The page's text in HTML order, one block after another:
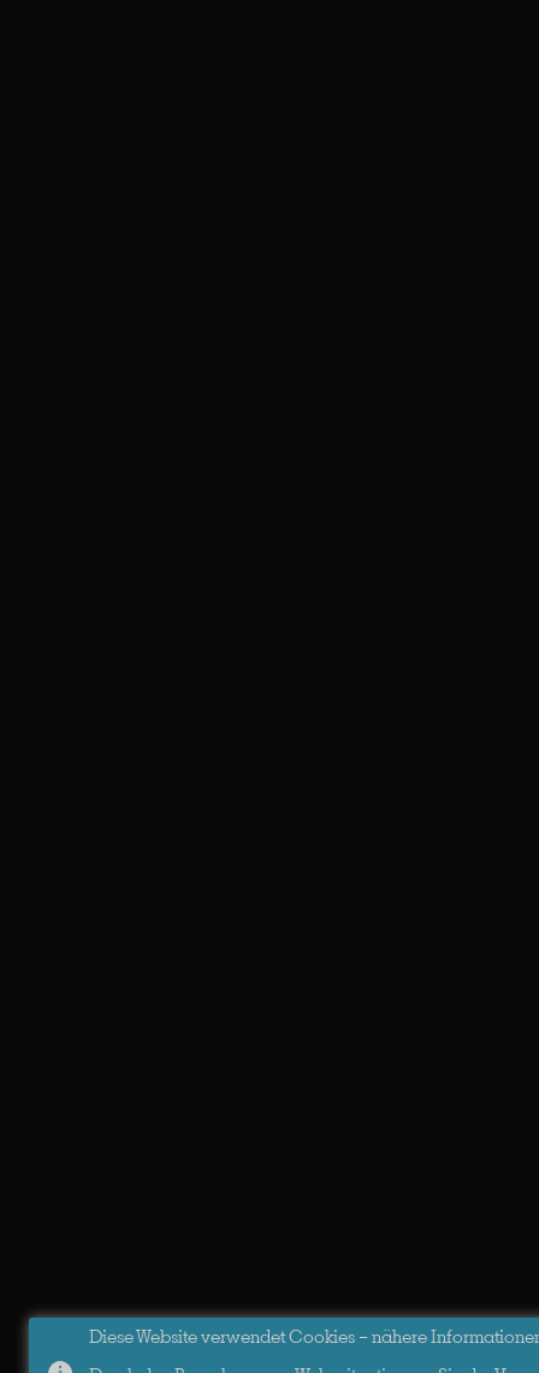
Diese Website verwendet Cookies – nähere